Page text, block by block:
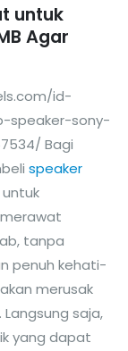
untuk
Agar
id-
sony-
Bagi
speaker
tanpa
penuh kehati-
merusak
saja,
yang dapat